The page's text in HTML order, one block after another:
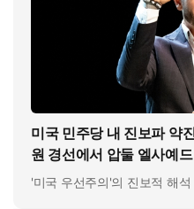
미국 민주당 내 진보파 약
원 경선에서 압둘 엘사예
'미국 우선주의'의 진보적 해석